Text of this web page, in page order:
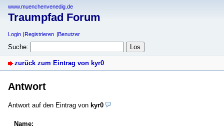
www.muenchenvenedig.de
Traumpfad Forum
Login Registrieren Benutzer
Suche:
zurück zum Eintrag von kyr0
Antwort
Antwort auf den Eintrag von kyr0
Name: